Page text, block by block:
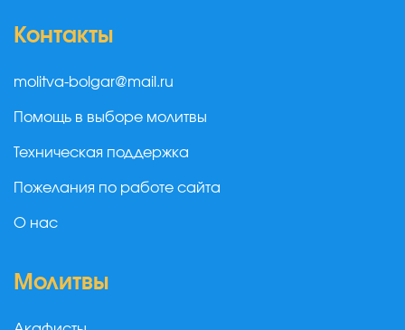
Контакты
molitva-bolgar@mail.ru
Помощь в выборе молитвы
Техническая поддержка
Пожелания по работе сайта
О нас
Молитвы